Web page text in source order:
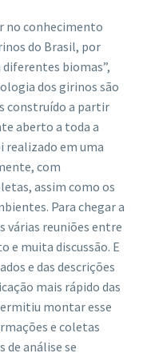
no conhecimento
do Brasil, por
biomas”,
dos girinos são
construído a partir
aberto a toda a
realizado em uma
com
assim como os
Para chegar a
várias reuniões entre
e muita discussão. E
e das descrições
mais rápido das
montar esse
e coletas
de análise se